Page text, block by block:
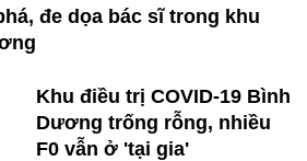
đe dọa bác sĩ trong khu
Khu điều trị COVID-19 Bình
Dương trống rỗng, nhiều
F0 vẫn ở 'tại gia'